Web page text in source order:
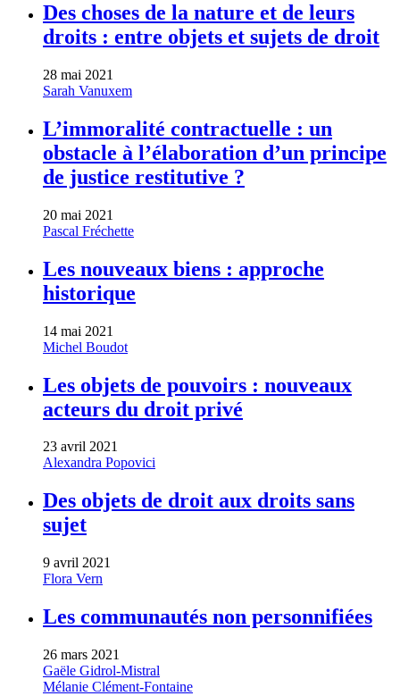
Des choses de la nature et de leurs
droits : entre objets et sujets de droit
28 mai 2021
Sarah Vanuxem
L’immoralité contractuelle : un
obstacle à l’élaboration d’un principe
de justice restitutive ?
20 mai 2021
Pascal Fréchette
Les nouveaux biens : approche
historique
14 mai 2021
Michel Boudot
Les objets de pouvoirs : nouveaux
acteurs du droit privé
23 avril 2021
Alexandra Popovici
Des objets de droit aux droits sans
sujet
9 avril 2021
Flora Vern
Les communautés non personnifiées
26 mars 2021
Gaële Gidrol-Mistral
Mélanie Clément-Fontaine